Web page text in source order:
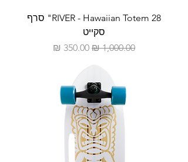
RIVER - Hawaiian Totem 28" סרף
סקייט
מחיר רגיל
מחיר מבצע